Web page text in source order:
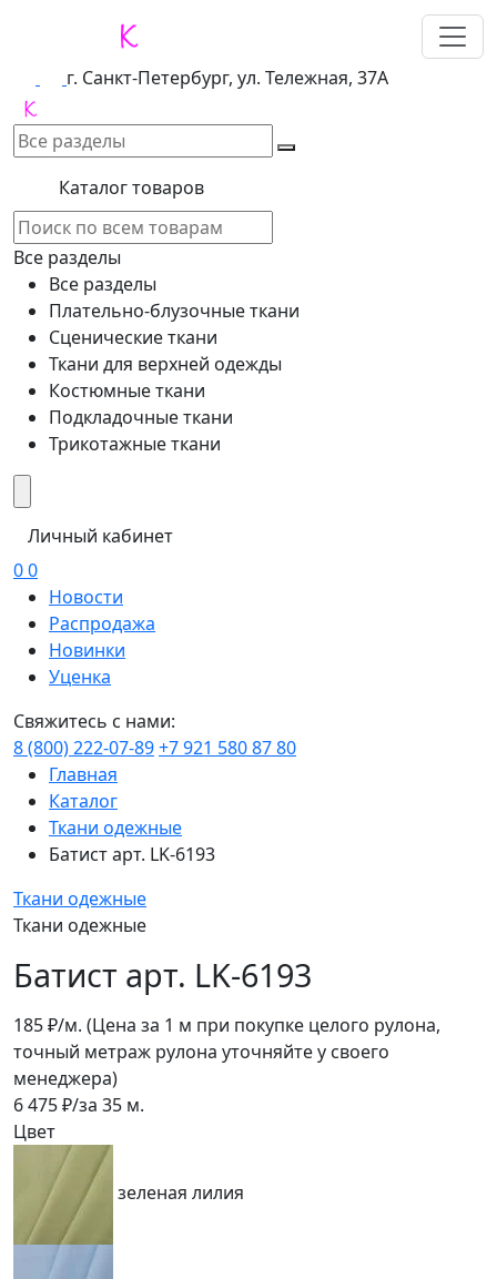
г. Санкт-Петербург, ул. Тележная, 37А
Каталог товаров
Все разделы
Все разделы
Плательно-блузочные ткани
Сценические ткани
Ткани для верхней одежды
Костюмные ткани
Подкладочные ткани
Трикотажные ткани
Личный кабинет
00
Новости
Распродажа
Новинки
Уценка
Свяжитесь с нами:
8 (800) 222-07-89+7 921 580 87 80
Главная
Каталог
Ткани одежные
Батист арт. LK-6193
Ткани одежные
Ткани одежные
Батист арт. LK-6193
185₽/м. (Цена за 1 м при покупке целого рулона,
точный метраж рулона уточняйте у своего
менеджера)
6 475₽/за 35 м.
Цвет
зеленая лилия